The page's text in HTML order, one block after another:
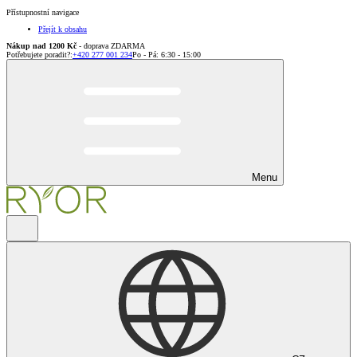
Přístupnostní navigace
Přejít k obsahu
Nákup nad 1200 Kč - doprava ZDARMA
Potřebujete poradit?:+420 277 001 234Po - Pá: 6:30 - 15:00
Menu